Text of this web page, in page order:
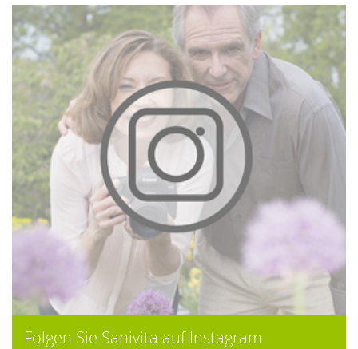
Folgen Sie Sanivita auf Instagram